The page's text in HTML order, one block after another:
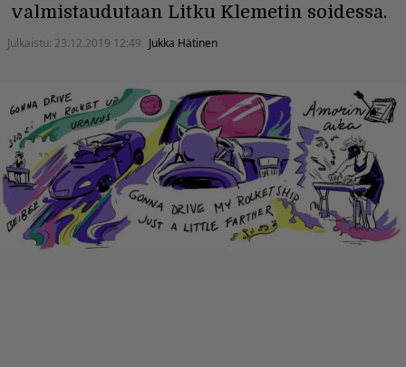
valmistaudutaan Litku Klemetin soidessa.
Julkaistu: 23.12.2019 12:49 Jukka Hätinen